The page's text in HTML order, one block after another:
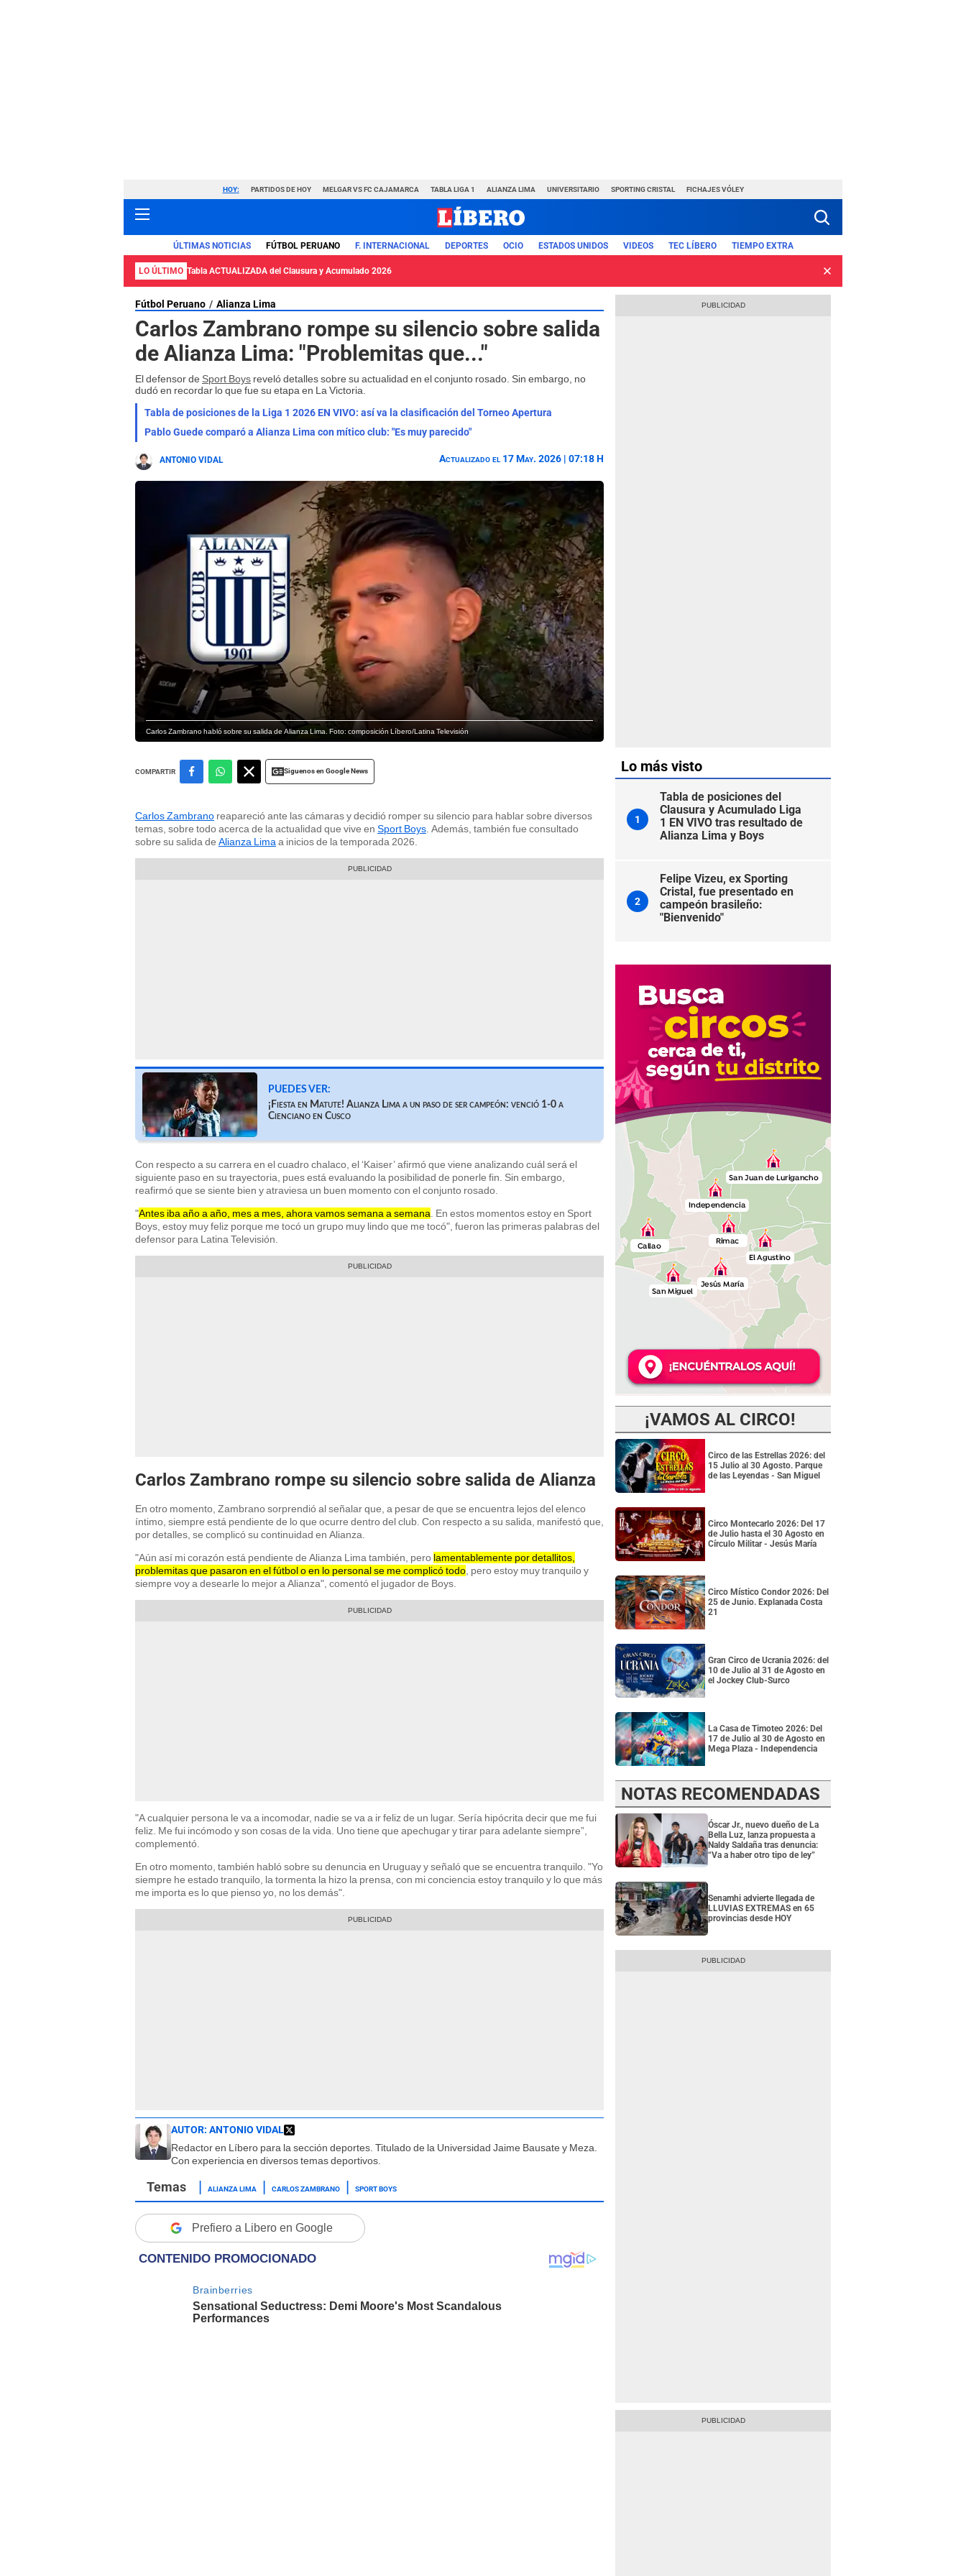
HOY: PARTIDOS DE HOY MELGAR VS FC CAJAMARCA TABLA LIGA 1 ALIANZA LIMA UNIVERSITARIO SPORTING CRISTAL FICHAJES VÓLEY
ÚLTIMAS NOTICIAS FÚTBOL PERUANO F. INTERNACIONAL DEPORTES OCIO ESTADOS UNIDOS VIDEOS TEC LÍBERO TIEMPO EXTRA
LO ÚLTIMO Tabla ACTUALIZADA del Clausura y Acumulado 2026
Fútbol Peruano Alianza Lima
Carlos Zambrano rompe su silencio sobre salida
de Alianza Lima: "Problemitas que..."
El defensor de Sport Boys reveló detalles sobre su actualidad en el conjunto rosado. Sin embargo, no
dudó en recordar lo que fue su etapa en La Victoria.
Tabla de posiciones de la Liga 1 2026 EN VIVO: así va la clasificación del Torneo Apertura
Pablo Guede comparó a Alianza Lima con mítico club: "Es muy parecido"
ANTONIO VIDAL Actualizado el 17 May. 2026 | 07:18 H
Carlos Zambrano habló sobre su salida de Alianza Lima. Foto: composición Líbero/Latina Televisión
COMPARTIR Siguenos en Google News
Carlos Zambrano reapareció ante las cámaras y decidió romper su silencio para hablar sobre diversos
temas, sobre todo acerca de la actualidad que vive en Sport Boys . Además, también fue consultado
sobre su salida de Alianza Lima a inicios de la temporada 2026.
PUEDES VER:
¡Fiesta en Matute! Alianza Lima a un paso de ser campeón: venció 1-0 a
Cienciano en Cusco
Con respecto a su carrera en el cuadro chalaco, el ‘Kaiser’ afirmó que viene analizando cuál será el
siguiente paso en su trayectoria, pues está evaluando la posibilidad de ponerle fin. Sin embargo,
reafirmó que se siente bien y atraviesa un buen momento con el conjunto rosado.
"Antes iba año a año, mes a mes, ahora vamos semana a semana . En estos momentos estoy en Sport
Boys, estoy muy feliz porque me tocó un grupo muy lindo que me tocó", fueron las primeras palabras del
defensor para Latina Televisión.
Carlos Zambrano rompe su silencio sobre salida de Alianza
En otro momento, Zambrano sorprendió al señalar que, a pesar de que se encuentra lejos del elenco
íntimo, siempre está pendiente de lo que ocurre dentro del club. Con respecto a su salida, manifestó que,
por detalles, se complicó su continuidad en Alianza.
"Aún así mi corazón está pendiente de Alianza Lima también, pero lamentablemente por detallitos,
problemitas que pasaron en el fútbol o en lo personal se me complicó todo, pero estoy muy tranquilo y
siempre voy a desearle lo mejor a Alianza", comentó el jugador de Boys.
"A cualquier persona le va a incomodar, nadie se va a ir feliz de un lugar. Sería hipócrita decir que me fui
feliz. Me fui incómodo y son cosas de la vida. Uno tiene que apechugar y tirar para adelante siempre”,
complementó.
En otro momento, también habló sobre su denuncia en Uruguay y señaló que se encuentra tranquilo. "Yo
siempre he estado tranquilo, la tormenta la hizo la prensa, con mi conciencia estoy tranquilo y lo que más
me importa es lo que pienso yo, no los demás".
AUTOR: ANTONIO VIDAL
Redactor en Líbero para la sección deportes. Titulado de la Universidad Jaime Bausate y Meza.
Con experiencia en diversos temas deportivos.
ALIANZA LIMA CARLOS ZAMBRANO SPORT BOYS
Prefiero a Libero en Google
Lo más visto
1
Tabla de posiciones del
Clausura y Acumulado Liga
1 EN VIVO tras resultado de
Alianza Lima y Boys
2
Felipe Vizeu, ex Sporting
Cristal, fue presentado en
campeón brasileño:
"Bienvenido"
¡VAMOS AL CIRCO!
Circo de las Estrellas 2026: del
15 Julio al 30 Agosto. Parque
de las Leyendas - San Miguel
Circo Montecarlo 2026: Del 17
de Julio hasta el 30 Agosto en
Círculo Militar - Jesús María
Circo Místico Condor 2026: Del
25 de Junio. Explanada Costa
21
Gran Circo de Ucrania 2026: del
10 de Julio al 31 de Agosto en
el Jockey Club-Surco
La Casa de Timoteo 2026: Del
17 de Julio al 30 de Agosto en
Mega Plaza - Independencia
NOTAS RECOMENDADAS
Óscar Jr., nuevo dueño de La
Bella Luz, lanza propuesta a
Naldy Saldaña tras denuncia:
“Va a haber otro tipo de ley”
Senamhi advierte llegada de
LLUVIAS EXTREMAS en 65
provincias desde HOY